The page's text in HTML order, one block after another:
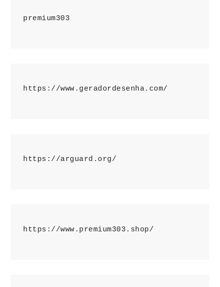
premium303
https://www.geradordesenha.com/
https://arguard.org/
https://www.premium303.shop/